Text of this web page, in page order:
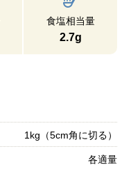
食塩相当量
2.7g
1kg（5cm角に切る）
各適量